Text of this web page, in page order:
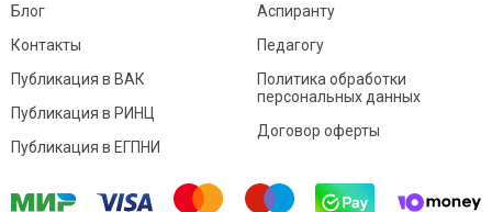
Блог
Контакты
Аспиранту
Педагогу
Публикация в ВАК
Публикация в РИНЦ
Публикация в ЕГПНИ
Политика обработки
персональных данных
Договор оферты